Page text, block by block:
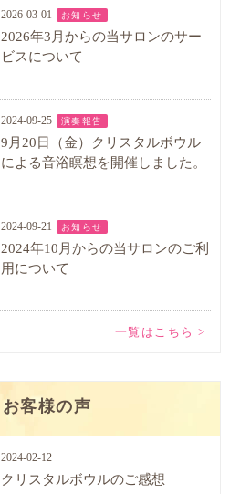
2026-03-01 お知らせ
2026年3月からの当サロンのサー
ビスについて
2024-09-25 演奏報告
9月20日（金）クリスタルボウル
による音浴瞑想を開催しました。
2024-09-21 お知らせ
2024年10月からの当サロンのご利
用について
一覧はこちら >
お客様の声
2024-02-12
クリスタルボウルのご感想